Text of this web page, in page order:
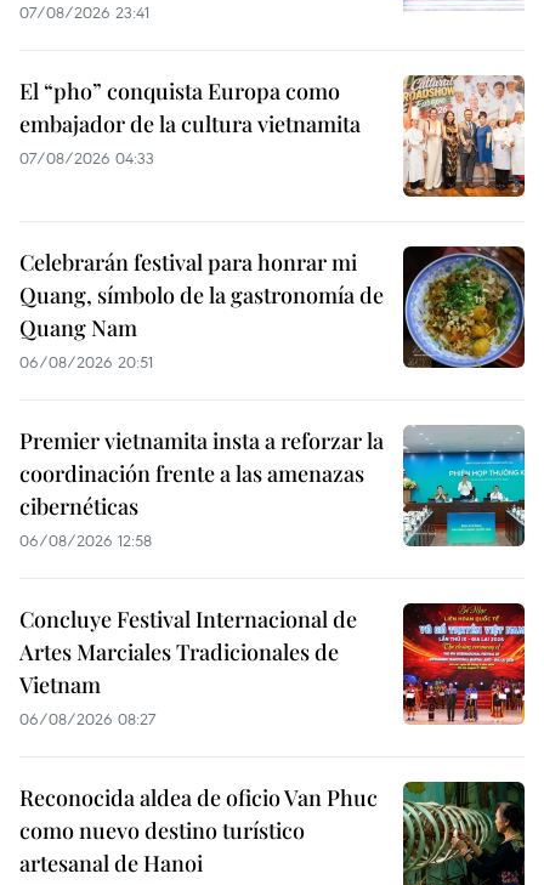
07/08/2026 23:41
El “pho” conquista Europa como
embajador de la cultura vietnamita
07/08/2026 04:33
Celebrarán festival para honrar mi
Quang, símbolo de la gastronomía de
Quang Nam
06/08/2026 20:51
Premier vietnamita insta a reforzar la
coordinación frente a las amenazas
cibernéticas
06/08/2026 12:58
Concluye Festival Internacional de
Artes Marciales Tradicionales de
Vietnam
06/08/2026 08:27
Reconocida aldea de oficio Van Phuc
como nuevo destino turístico
artesanal de Hanoi